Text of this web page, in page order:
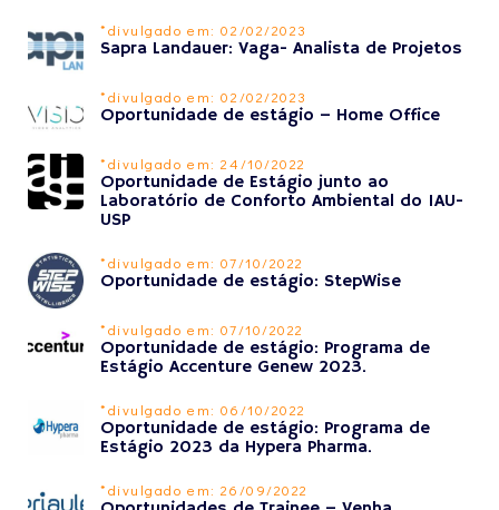
*divulgado em: 02/02/2023
Sapra Landauer: Vaga- Analista de Projetos
*divulgado em: 02/02/2023
Oportunidade de estágio – Home Office
*divulgado em: 24/10/2022
Oportunidade de Estágio junto ao
Laboratório de Conforto Ambiental do IAU-
USP
*divulgado em: 07/10/2022
Oportunidade de estágio: StepWise
*divulgado em: 07/10/2022
Oportunidade de estágio: Programa de
Estágio Accenture Genew 2023.
*divulgado em: 06/10/2022
Oportunidade de estágio: Programa de
Estágio 2023 da Hypera Pharma.
*divulgado em: 26/09/2022